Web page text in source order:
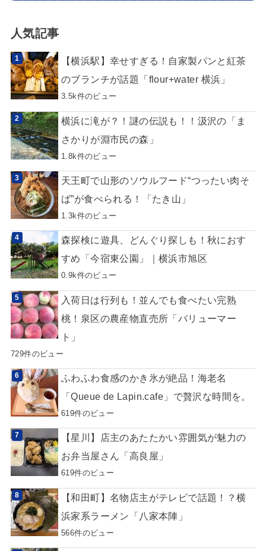
人気記事
【横浜駅】幸せすぎる！自家製パンと紅茶
のブランチが話題「flour+water 横浜」
3.5k件のビュー
横浜に滝が？！謎の伝説も！！汲沢の「ま
さかりが淵市民の森」
1.8k件のビュー
天王町で山形のソウルフード“つったい肉そ
ば”が食べられる！「たき山」
1.3k件のビュー
森探検に遊具、どんぐり探しも！秋におす
すめ「今宿東公園」｜横浜市旭区
0.9k件のビュー
入荷日は行列も！並んでも食べたい完熟
桃！泉区の農産物直売所「バリューマー
ト」
729件のビュー
ふわふわ食感のかき氷が絶品！海老名
「Queue de Lapin.cafe」で贅沢な時間を。
619件のビュー
【星川】店主のあたたかい雰囲気が魅力の
お弁当屋さん「高良屋」
619件のビュー
【和田町】名物店主がテレビで話題！？横
浜家系ラーメン「八家本陣」
566件のビュー